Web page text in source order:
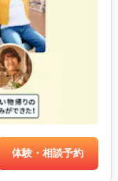
体験・相談予約